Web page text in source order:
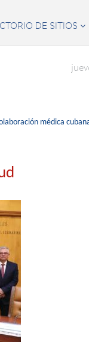
DE SITIOS 
médica